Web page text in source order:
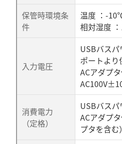
保管時環境条
件
温度 ：-
相対湿度
入力電圧
USBバスパ
ポートより
ACアダプ
消費電力
（定格）
USBバス
ACアダプ
プタを含む）